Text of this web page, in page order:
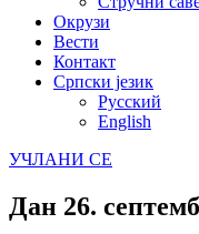
Окрузи
Вести
Контакт
Српски језик
Русский
English
УЧЛАНИ СЕ
Дан 26.